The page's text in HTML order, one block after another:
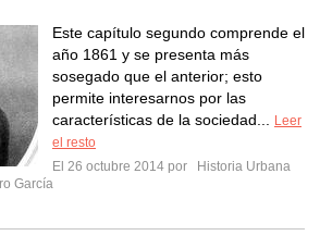
Este capítulo segundo comprende el
año 1861 y se presenta más
sosegado que el anterior; esto
permite interesarnos por las
características de la sociedad...
Leer
el resto
El 26 octubre 2014 por
Historia Urbana
García